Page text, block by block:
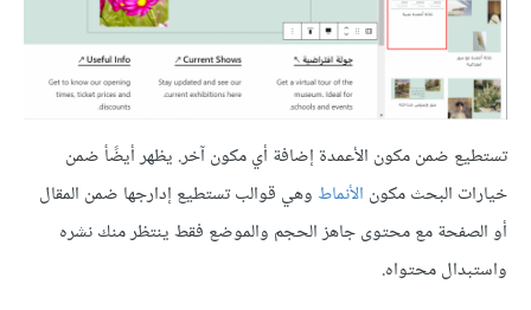
تستطيع ضمن مكون الأعمدة إضافة أي مكون آخر. يظهر أيضًأ ضمن
خيارات البحث مكون الأنماطوهي قوالب تستطيع إدارجها ضمن المقال
أو الصفحة مع محتوى جاهز الحجم والموضع فقط ينتظر منك نشره
واستبدال محتواه.